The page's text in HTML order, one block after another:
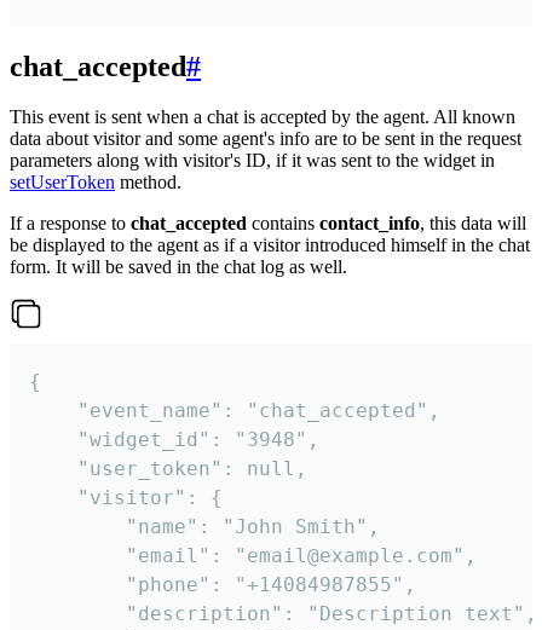
chat_accepted#
This event is sent when a chat is accepted by the agent. All known
data about visitor and some agent's info are to be sent in the request
parameters along with visitor's ID, if it was sent to the widget in
setUserToken method.
If a response to chat_accepted contains contact_info, this data will
be displayed to the agent as if a visitor introduced himself in the chat
form. It will be saved in the chat log as well.
{
    "event_name": "chat_accepted",
    "widget_id": "3948",
    "user_token": null,
    "visitor": {
        "name": "John Smith",
        "email": "email@example.com",
        "phone": "+14084987855",
        "description": "Description text",